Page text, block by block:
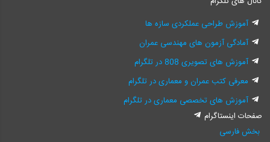
آموزش طراحی عملکردی سازه ها
آمادگی آزمون های مهندسی عمران
آموزش های تصویری 808 در تلگرام
معرفی کتب عمران و معماری در تلگرام
آموزش های تخصصی معماری در تلگرام
صفحات اینستاگرام
بخش فارسی